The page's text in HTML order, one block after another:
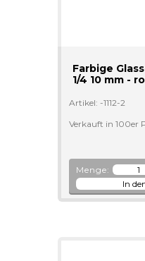
Farbige
1/4 10 mm -
Artikel: -1112-2
Verkauft in 100er
Menge: